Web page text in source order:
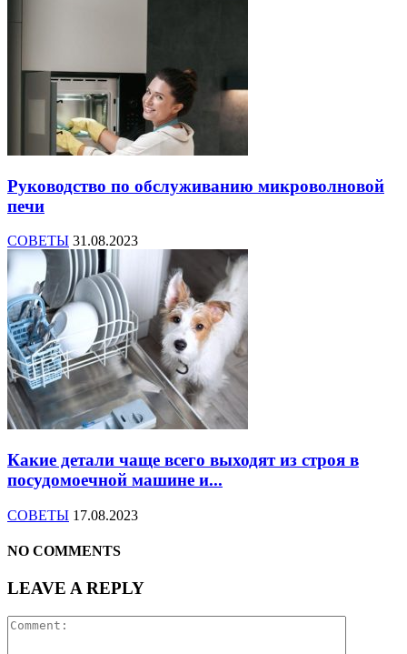
Руководство по обслуживанию микроволновой
печи
СОВЕТЫ 31.08.2023
Какие детали чаще всего выходят из строя в
посудомоечной машине и...
СОВЕТЫ 17.08.2023
NO COMMENTS
LEAVE A REPLY